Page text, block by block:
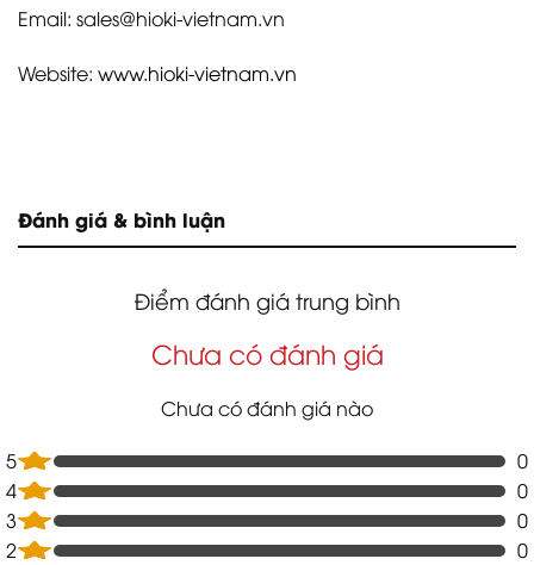
Email: sales@hioki-vietnam.vn
Website: www.hioki-vietnam.vn
Đánh giá & bình luận
Điểm đánh giá trung bình
Chưa có đánh giá
Chưa có đánh giá nào
5
0
4
0
3
0
2
0